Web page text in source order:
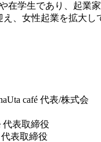
在学生であり、起業
、女性起業を拡大し
café 代表/株式会
表取締役
表取締役